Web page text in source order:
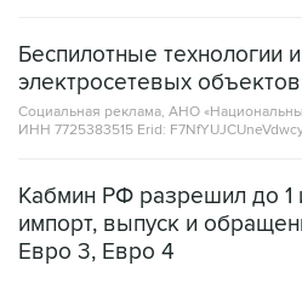
Беспилотные технологии
электросетевых
Социальная реклама, АНО
ИНН 7725383515 Erid:
Кабмин РФ разрешил до 1
импорт, выпуск и
Евро 3, Евро 4